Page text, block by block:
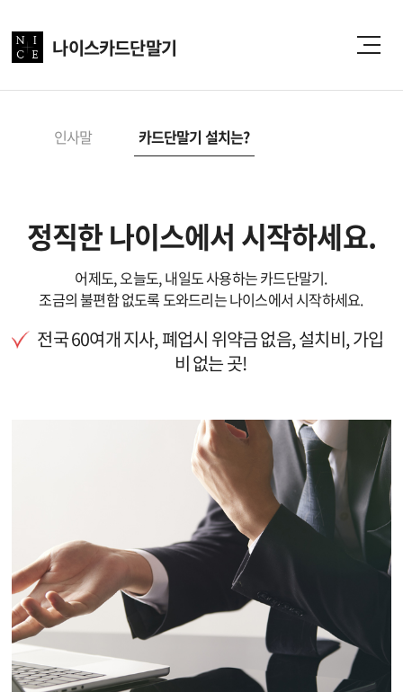
나이스카드단말기
인사말 카드단말기 설치는?
정직한 나이스에서 시작하세요.
어제도, 오늘도, 내일도 사용하는 카드단말기.
조금의 불편함 없도록 도와드리는 나이스에서 시작하세요.
전국 60여개 지사, 폐업시 위약금 없음, 설치비, 가입
비 없는 곳!